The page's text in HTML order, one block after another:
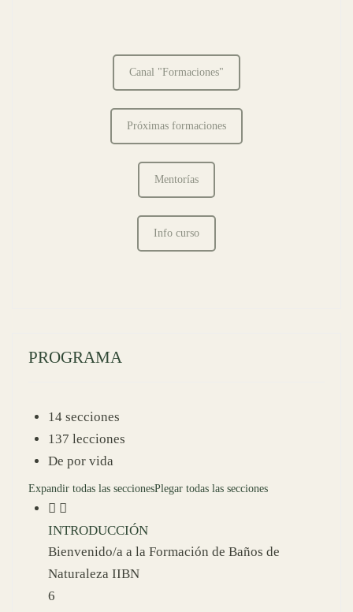
Canal "Formaciones"
Próximas formaciones
Mentorías
Info curso
PROGRAMA
14 secciones
137 lecciones
De por vida
Expandir todas las seccionesPlegar todas las secciones
INTRODUCCIÓN
Bienvenido/a a la Formación de Baños de
Naturaleza IIBN
6